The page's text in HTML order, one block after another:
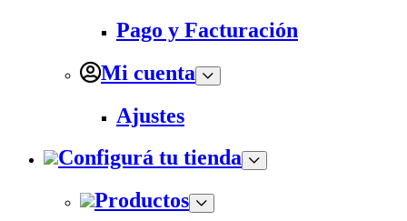
Pago y Facturación
Mi cuenta
Ajustes
Configurá tu tienda
Productos